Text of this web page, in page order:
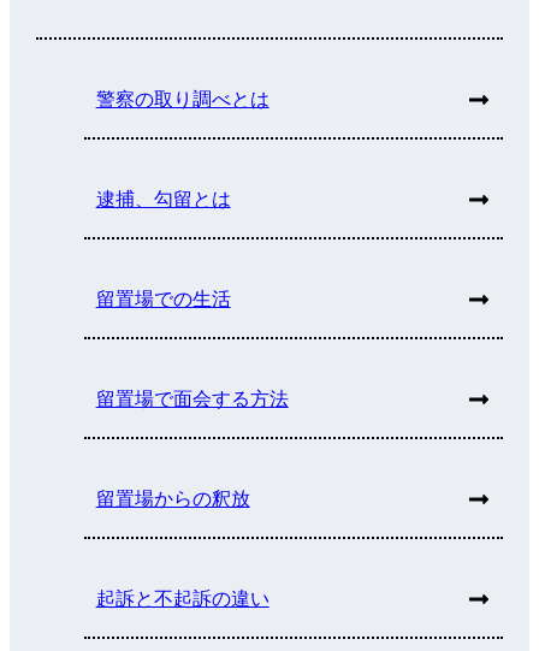
警察の取り調べとは
逮捕、勾留とは
留置場での生活
留置場で面会する方法
留置場からの釈放
起訴と不起訴の違い